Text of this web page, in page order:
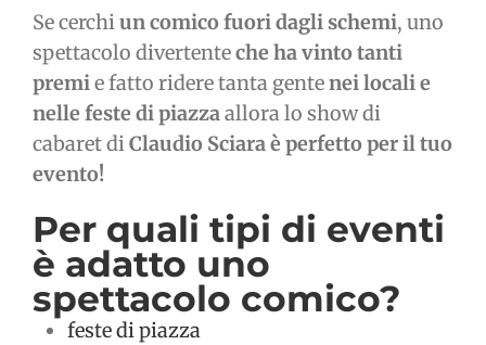
Se cerchiun comico fuori dagli schemi, uno
spettacolo divertenteche ha vinto tanti
premie fatto ridere tanta gentenei locali e
nelle feste di piazzaallora lo show di
cabaret diClaudio Sciara è perfetto per il tuo
evento!
Per quali tipi di eventi
è adatto uno
spettacolo comico?
feste di piazza